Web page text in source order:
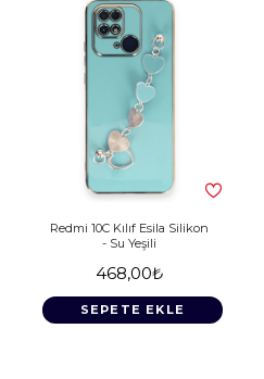
Redmi 10C Kılıf Esila Silikon
- Su Yeşili
468,00₺
SEPETE EKLE